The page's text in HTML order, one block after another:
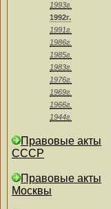
1993г.
1992г.
1991г.
1986г.
1985г.
1983г.
1976г.
1969г.
1966г.
1944г.
Правовые акты
СССР
Правовые акты
Москвы